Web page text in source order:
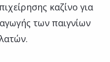
καζίνο για
των παιγνίων